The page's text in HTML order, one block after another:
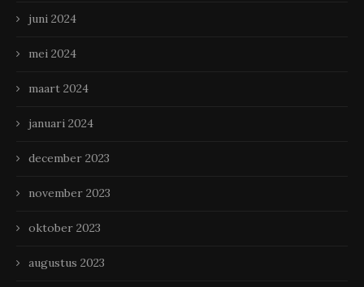
juni 2024
mei 2024
maart 2024
januari 2024
december 2023
november 2023
oktober 2023
augustus 2023